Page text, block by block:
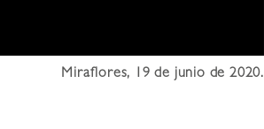
Miraflores, 19 de junio de 2020.